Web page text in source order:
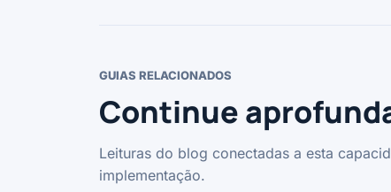
GUIAS RELACIONADOS
Continue
Leituras do blog conectadas a esta
implementação.